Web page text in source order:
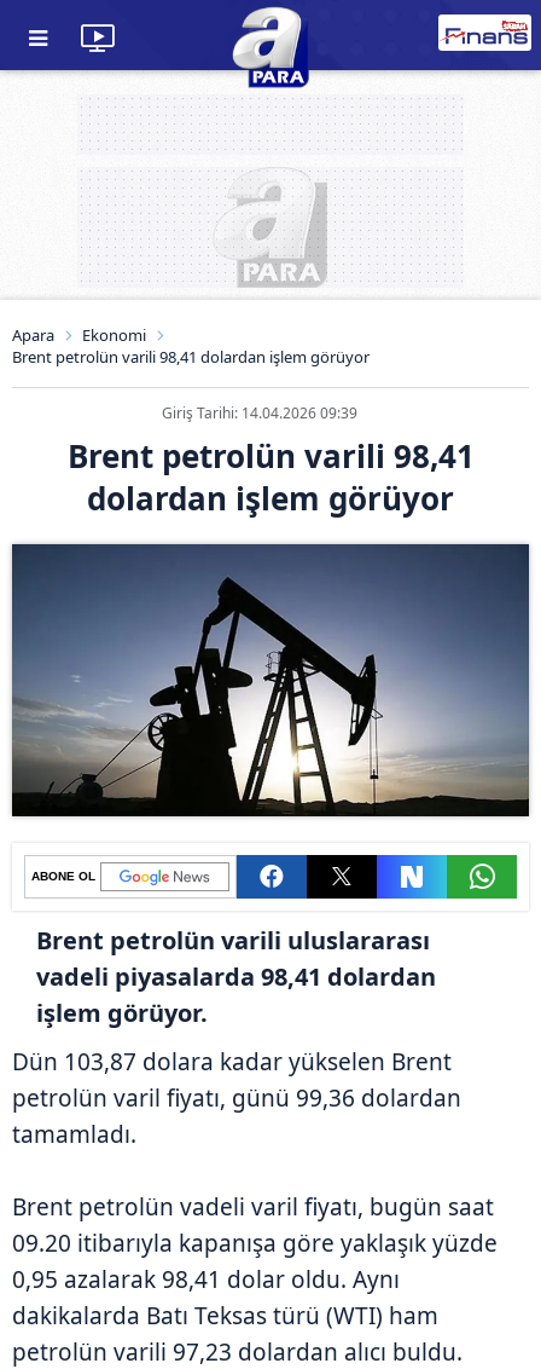
Apara
Ekonomi
Brent petrolün varili 98,41 dolardan işlem görüyor
Giriş Tarihi: 14.04.2026 09:39
Brent petrolün varili 98,41
dolardan işlem görüyor
ABONE OL
Brent petrolün varili uluslararası
vadeli piyasalarda 98,41 dolardan
işlem görüyor.
Dün 103,87 dolara kadar yükselen Brent
petrolün varil fiyatı, günü 99,36 dolardan
tamamladı.
Brent petrolün vadeli varil fiyatı, bugün saat
09.20 itibarıyla kapanışa göre yaklaşık yüzde
0,95 azalarak 98,41 dolar oldu. Aynı
dakikalarda Batı Teksas türü (WTI) ham
petrolün varili 97,23 dolardan alıcı buldu.